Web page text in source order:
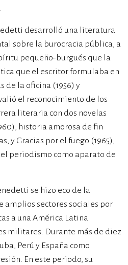
desarrolló una literatura
sobre la burocracia pública, a
pequeño-burgués que la
que el escritor formulaba en
de la oficina (1956) y
el reconocimiento de los
literaria con dos novelas
historia amorosa de fin
y Gracias por el fuego (1965),
periodismo como aparato de
se hizo eco de la
amplios sectores sociales por
a una América Latina
militares. Durante más de diez
Perú y España como
En este periodo, su